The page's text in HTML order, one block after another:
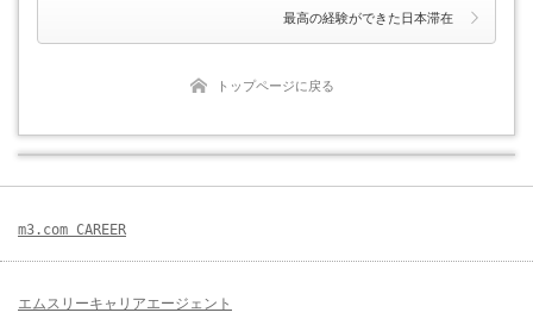
最高の経験ができた日本滞在
トップページに戻る
m3.com CAREER
エムスリーキャリアエージェント